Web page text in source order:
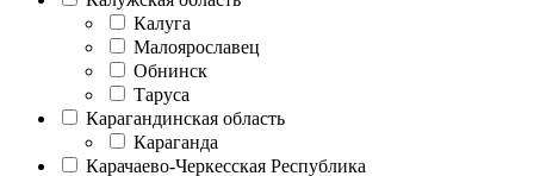
Калуга
Малоярославец
Обнинск
Таруса
Карагандинская область
Караганда
Карачаево-Черкесская Республика